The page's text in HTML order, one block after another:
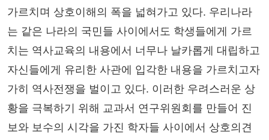
가르치며 상호이해의 폭을 넓혀가고 있다. 우리나라
는 같은 나라의 국민들 사이에서도 학생들에게 가르
치는 역사교육의 내용에서 너무나 날카롭게 대립하고
자신들에게 유리한 사관에 입각한 내용을 가르치고자
가히 역사전쟁을 벌이고 있다. 이러한 우려스러운 상
황을 극복하기 위해 교과서 연구위원회를 만들어 진
보와 보수의 시각을 가진 학자들 사이에서 상호의견